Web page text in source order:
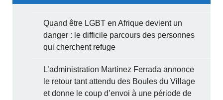
Quand être LGBT en Afrique devient un
danger : le difficile parcours des personnes
qui cherchent refuge
L’administration Martinez Ferrada annonce
le retour tant attendu des Boules du Village
et donne le coup d’envoi à une période de